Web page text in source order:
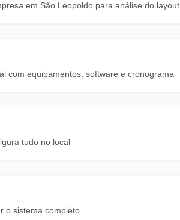
em São Leopoldo para análise do layout
com equipamentos, software e cronograma
tudo no local
o sistema completo